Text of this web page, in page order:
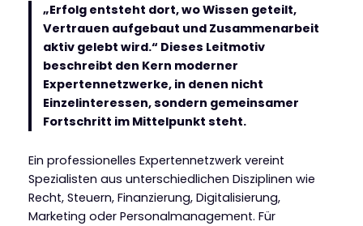
„Erfolg entsteht dort, wo Wissen geteilt,
Vertrauen aufgebaut und Zusammenarbeit
aktiv gelebt wird.“ Dieses Leitmotiv
beschreibt den Kern moderner
Expertennetzwerke, in denen nicht
Einzelinteressen, sondern gemeinsamer
Fortschritt im Mittelpunkt steht.
Ein professionelles Expertennetzwerk vereint
Spezialisten aus unterschiedlichen Disziplinen wie
Recht, Steuern, Finanzierung, Digitalisierung,
Marketing oder Personalmanagement. Für